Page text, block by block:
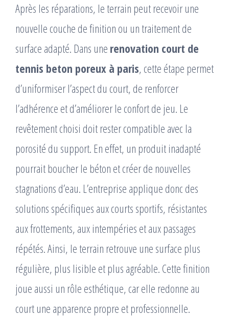
Après les réparations, le terrain peut recevoir une
nouvelle couche de finition ou un traitement de
surface adapté. Dans une renovation court de
tennis beton poreux à paris, cette étape permet
d’uniformiser l’aspect du court, de renforcer
l’adhérence et d’améliorer le confort de jeu. Le
revêtement choisi doit rester compatible avec la
porosité du support. En effet, un produit inadapté
pourrait boucher le béton et créer de nouvelles
stagnations d’eau. L’entreprise applique donc des
solutions spécifiques aux courts sportifs, résistantes
aux frottements, aux intempéries et aux passages
répétés. Ainsi, le terrain retrouve une surface plus
régulière, plus lisible et plus agréable. Cette finition
joue aussi un rôle esthétique, car elle redonne au
court une apparence propre et professionnelle.